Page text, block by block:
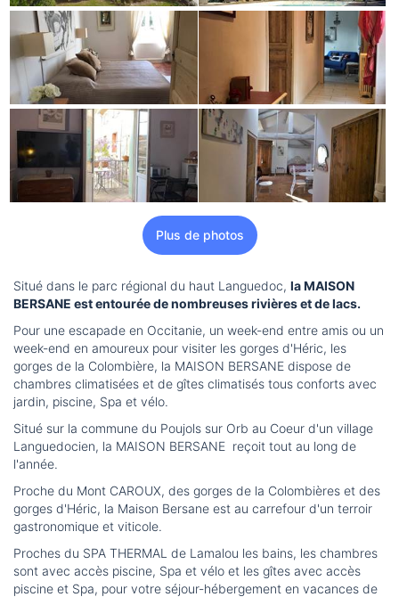
Plus de photos
Situé dans le parc régional du haut Languedoc, la MAISON
BERSANE est entourée de nombreuses rivières et de lacs.
Pour une escapade en Occitanie, un week-end entre amis ou un
week-end en amoureux pour visiter les gorges d'Héric, les
gorges de la Colombière, la MAISON BERSANE dispose de
chambres climatisées et de gîtes climatisés tous conforts avec
jardin, piscine, Spa et vélo.
Situé sur la commune du Poujols sur Orb au Coeur d'un village
Languedocien, la MAISON BERSANE reçoit tout au long de
l'année.
Proche du Mont CAROUX, des gorges de la Colombières et des
gorges d'Héric, la Maison Bersane est au carrefour d'un terroir
gastronomique et viticole.
Proches du SPA THERMAL de Lamalou les bains, les chambres
sont avec accès piscine, Spa et vélo et les gîtes avec accès
piscine et Spa, pour votre séjour-hébergement en vacances de